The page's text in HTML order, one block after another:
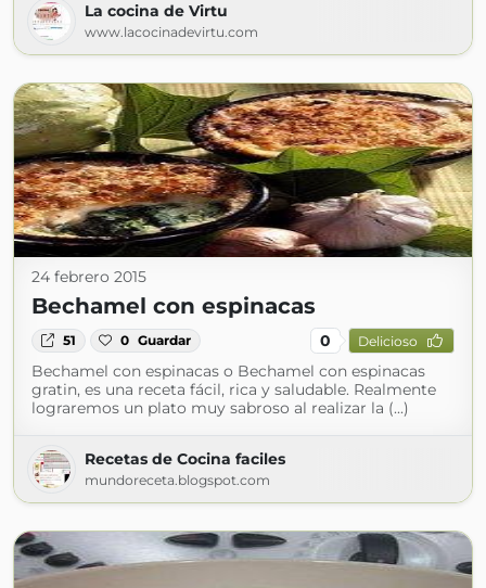
La cocina de Virtu
www.lacocinadevirtu.com
24 febrero 2015
Bechamel con espinacas
51 0 Guardar 0 Delicioso
Bechamel con espinacas o Bechamel con espinacas
gratin, es una receta fácil, rica y saludable. Realmente
lograremos un plato muy sabroso al realizar la (...)
Recetas de Cocina faciles
mundoreceta.blogspot.com